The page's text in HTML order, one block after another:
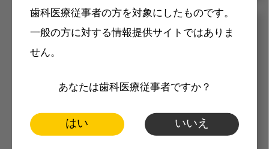
歯科医療従事者の方を対象にしたものです。
一般の方に対する情報提供サイトではありま
せん。
あなたは歯科医療従事者ですか？
はい いいえ
メリット